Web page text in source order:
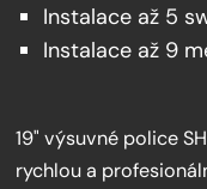
Instalace až 5
Instalace až 9
19" výsuvné police
rychlou a